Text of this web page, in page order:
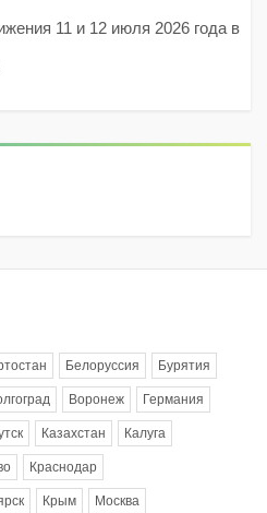
11 и 12 июля 2026 года в
Белоруссия Бурятия
Воронеж Германия
Казахстан Калуга
Краснодар
Крым Москва